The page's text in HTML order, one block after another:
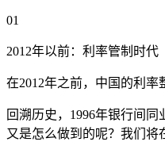
01
2012年以前：利率管制时代
在2012年之前，中国的利
回溯历史，1996年银行间
又是怎么做到的呢？我们将